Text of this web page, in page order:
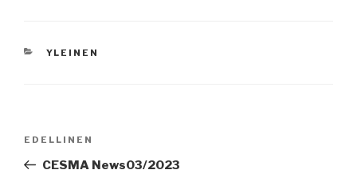
KATEGORIAT
YLEINEN
Edellinen
artikkeli
EDELLINEN
CESMA News03/2023